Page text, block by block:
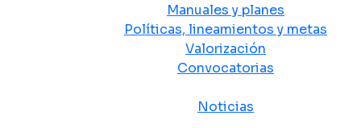
Manuales y planes
Políticas, lineamientos y metas
Valorización
Convocatorias
Noticias